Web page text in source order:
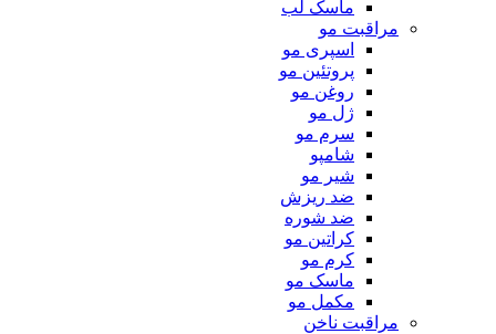
ماسک لب
مراقبت مو
اسپری مو
پروتئین مو
روغن مو
ژل مو
سرم مو
شامپو
شیر مو
ضد ریزش
ضد شوره
کراتین مو
کرم مو
ماسک مو
مکمل مو
مراقبت ناخن